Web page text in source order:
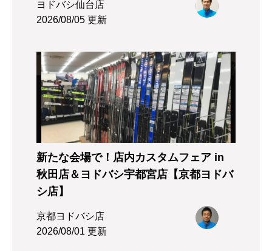
ヨドバシ仙台店
2026/08/05 更新
新たな会場で！店内カスタムフェア in
秋田店＆ヨドバシ宇都宮店【京都ヨドバ
シ店】
京都ヨドバシ店
2026/08/01 更新